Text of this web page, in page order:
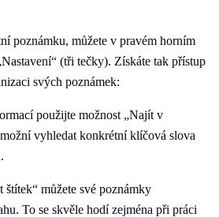
poznámku, můžete v pravém horním
(tři tečky). Získáte tak přístup
svých poznámek:
použijte možnost „Najít v
vyhledat konkrétní klíčová slova
štítek“ můžete své poznámky
To se skvěle hodí zejména při práci